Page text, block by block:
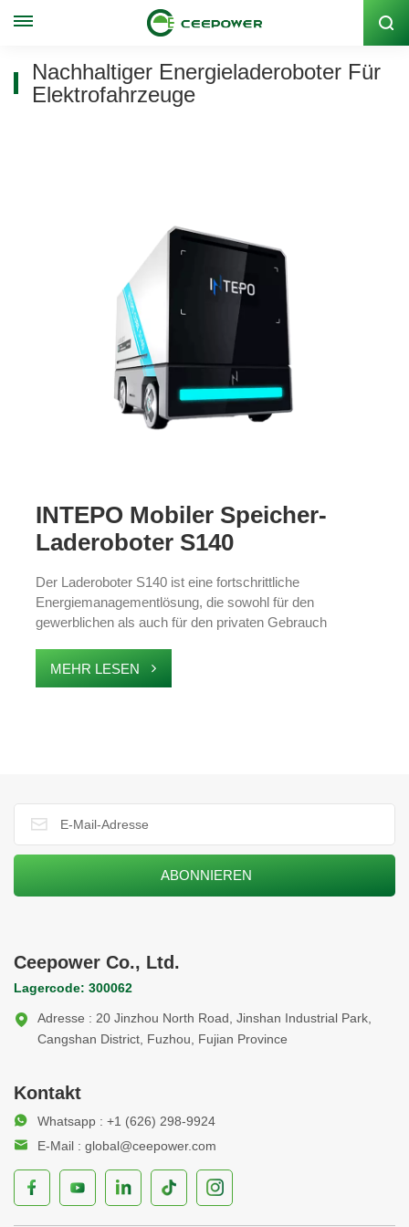
Lagercode: 300062
Nachhaltiger Energieladeroboter Für
Elektrofahrzeuge
INTEPO Mobiler Speicher-
Laderoboter S140
Der Laderoboter S140 ist eine fortschrittliche
Energiemanagementlösung, die sowohl für den
gewerblichen als auch für den privaten Gebrauch
Elektrofahrzeugen (EV) und nutzt die AoT-Technologie
Elektrofahrzeugen.
MEHR LESEN
Ceepower Co., Ltd.
Lagercode: 300062
Adresse : 20 Jinzhou North Road, Jinshan Industrial Park,
Cangshan District, Fuzhou, Fujian Province
Kontakt
Whatsapp : +1 (626) 298-9924
E-Mail : global@ceepower.com